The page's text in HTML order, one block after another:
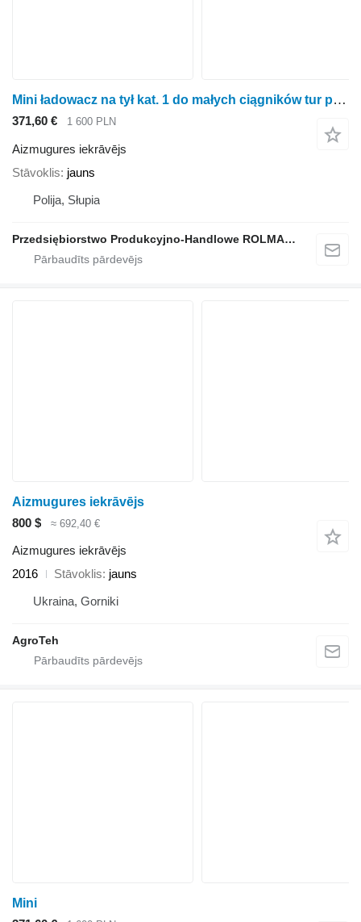
Mini ładowacz na tył kat. 1 do małych ciągników tur podnośnik
371,60 € 1 600 PLN
Aizmugures iekrāvējs
Stāvoklis jauns
Polija, Słupia
Przedsiębiorstwo Produkcyjno-Handlowe ROLMAPOL Marcin Dziekan
Aizmugures iekrāvējs
800 $
≈ 692,40 €
Aizmugures iekrāvējs
2016
Stāvoklis jauns
Ukraina, Gorniki
AgroTeh
Mini